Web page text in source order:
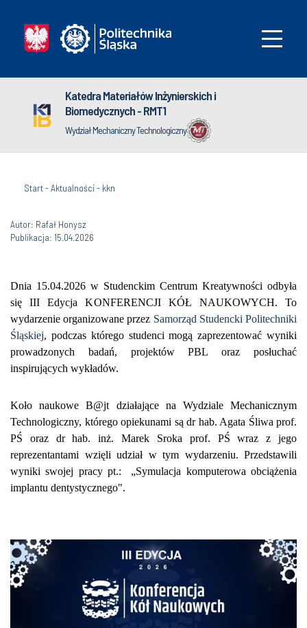
Katedra Materiałów Inżynierskich i
Biomedycznych - RMT1
Wydział Mechaniczny Technologiczny
Start-Aktualności- kkn
Autor: Rafał Honysz
Publikacja: 15.04.2026
Dnia 15.04.2026 w Studenckim Centrum Kreatywności odbyła
się III Edycja KONFERENCJI KÓŁ NAUKOWYCH. To
wydarzenie organizowane przez Samorząd Studencki Politechniki
Śląskiej, podczas którego studenci mogą zaprezentować wyniki
prowadzonych badań, projektów PBL oraz posłuchać
inspirujących wykładów.
Koło naukowe B@jt działające na Wydziale Mechanicznym
Technologiczny, którego opiekunami są dr hab. Agata Śliwa prof.
PŚ oraz dr hab. inż. Marek Sroka prof. PŚ wraz z jego
reprezentantami wzięli udział w tym wydarzeniu. Przedstawili
wyniki swojej pracy pt.: „Symulacja komputerowa obciążenia
implantu dentystycznego".